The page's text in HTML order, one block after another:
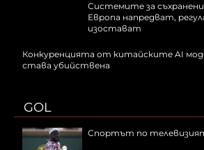
Системите за
Европа напредват,
изостават
Конкуренцията от китайските AI
става убийствена
GOL
Спортът по